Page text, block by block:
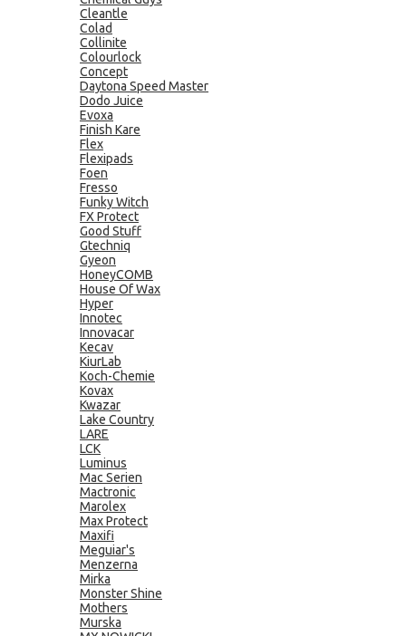
Cleantle
Colad
Collinite
Colourlock
Concept
Daytona Speed Master
Dodo Juice
Evoxa
Finish Kare
Flex
Flexipads
Foen
Fresso
Funky Witch
FX Protect
Good Stuff
Gtechniq
Gyeon
HoneyCOMB
House Of Wax
Hyper
Innotec
Innovacar
Kecav
KiurLab
Koch-Chemie
Kovax
Kwazar
Lake Country
LARE
LCK
Luminus
Mac Serien
Mactronic
Marolex
Max Protect
Maxifi
Meguiar's
Menzerna
Mirka
Monster Shine
Mothers
Murska